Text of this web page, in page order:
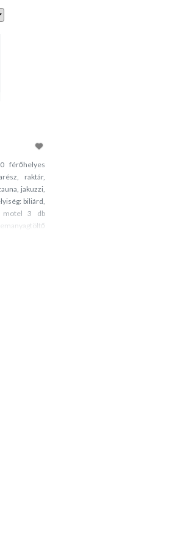
férőhelyes
raktár,
jakuzzi,
biliárd,
motel 3 db